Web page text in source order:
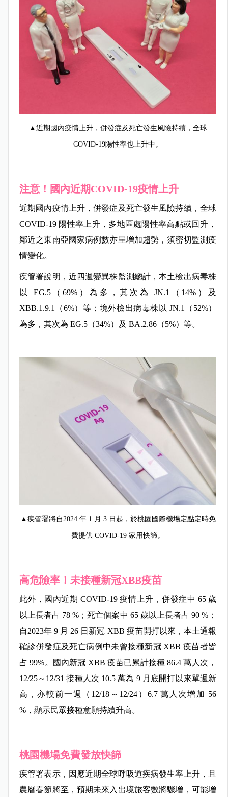
▲近期國內疫情上升，併發症及死亡發生風險持續，全球
COVID-19陽性率也上升中。
注意！國內近期COVID-19疫情上升
近期國內疫情上升，併發症及死亡發生風險持續，全球
COVID-19 陽性率上升，多地區處陽性率高點或回升，
鄰近之東南亞國家病例數亦呈增加趨勢，須密切監測疫
情變化。
疾管署說明，近四週變異株監測總計，本土檢出病毒株
以 EG.5（69%）為多，其次為 JN.1（14%）及
XBB.1.9.1（6%）等；境外檢出病毒株以 JN.1（52%）
為多，其次為 EG.5（34%）及 BA.2.86（5%）等。
▲疾管署將自2024 年 1 月 3 日起，於桃園國際機場定點定時免
費提供 COVID-19 家用快篩。
高危險率！未接種新冠XBB疫苗
此外，國內近期 COVID-19 疫情上升，併發症中 65 歲
以上長者占 78 %；死亡個案中 65 歲以上長者占 90 %；
自2023年 9 月 26 日新冠 XBB 疫苗開打以來，本土通報
確診併發症及死亡病例中未曾接種新冠 XBB 疫苗者皆
占 99%。國內新冠 XBB 疫苗已累計接種 86.4 萬人次，
12/25～12/31 接種人次 10.5 萬為 9 月底開打以來單週新
高，亦較前一週（12/18～12/24）6.7 萬人次增加 56
%，顯示民眾接種意願持續升高。
桃園機場免費發放快篩
疾管署表示，因應近期全球呼吸道疾病發生率上升，且
農曆春節將至，預期未來入出境旅客數將驟增，可能增